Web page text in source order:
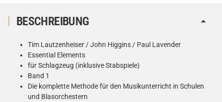
BESCHREIBUNG
Tim Lautzenheiser / John Higgins / Paul Lavender
Essential Elements
für Schlagzeug (inklusive Stabspiele)
Band 1
Die komplette Methode für den Musikunterricht in Schulen
und Blasorchestern